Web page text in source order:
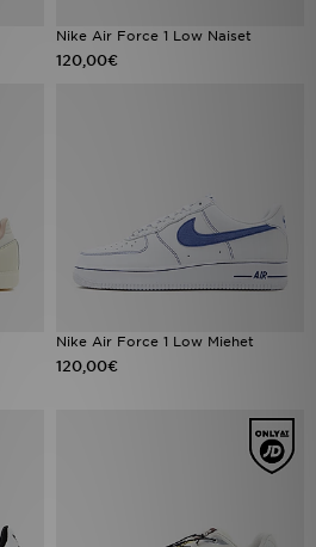
Nike Air Force 1 Low Naiset
120,00€
Nike Air Force 1 Low Miehet
120,00€